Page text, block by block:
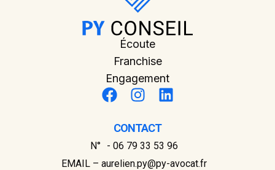
Écoute
Franchise
Engagement
CONTACT
N° - 06 79 33 53 96
EMAIL – aurelien.py@py-avocat.fr